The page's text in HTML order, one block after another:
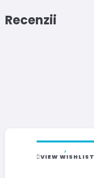
Recenzii
VIEW WISHLIST